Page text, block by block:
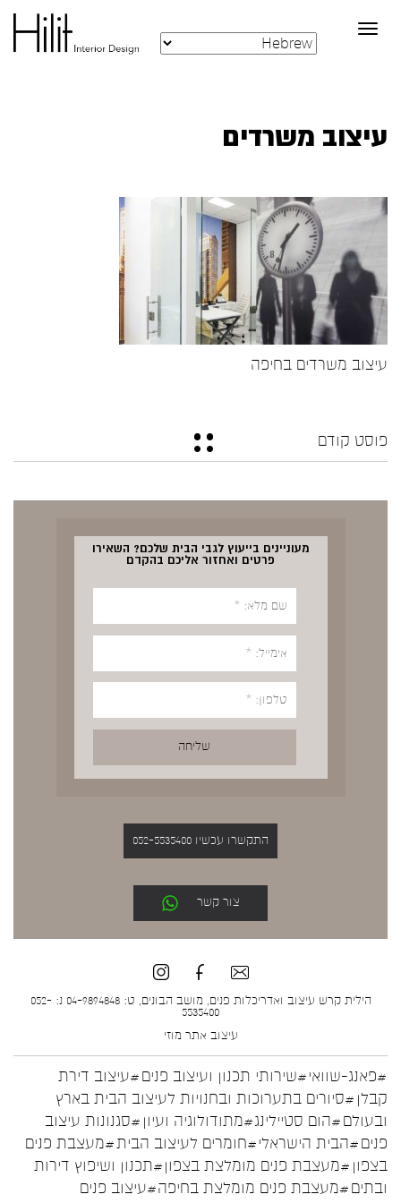
Toggle
navigation
עיצוב משרדים
עיצוב משרדים בחיפה
פוסט קודם
מעוניינים בייעוץ לגבי הבית שלכם? השאירו
פרטים ואחזור אליכם בהקדם
התקשרו עכשיו 052-5535400
צור קשר
הילית קרש עיצוב ואדריכלות פנים, מושב הבונים, ט: 04-9894848 נ: 052-
5535400
עיצוב אתר מוזי
#פאנג-שוואי#שירותי תכנון ועיצוב פנים#עיצוב דירת
קבלן #סיורים בתערוכות ובחנויות לעיצוב הבית בארץ
ובעולם#הום סטיילינג#מתודולוגיה ועיון #סגנונות עיצוב
פנים#הבית הישראלי#חומרים לעיצוב הבית#מעצבת פנים
בצפון #מעצבת פנים מומלצת בצפון#תכנון ושיפוץ דירות
ובתים#מעצבת פנים מומלצת בחיפה#עיצוב פנים